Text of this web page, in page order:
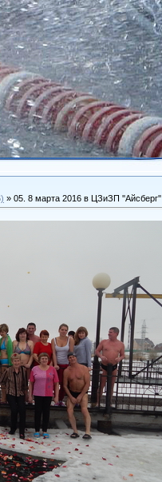
» 05. 8 марта 2016 в ЦЗиЗП ''Айсберг''